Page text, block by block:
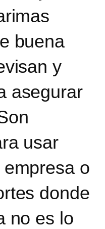
buena
y
asegurar
usar
o
donde
no es lo